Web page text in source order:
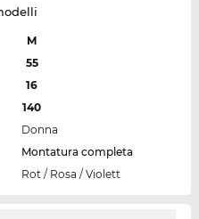
M
55
16
140
Donna
Montatura completa
Rot / Rosa / Violett